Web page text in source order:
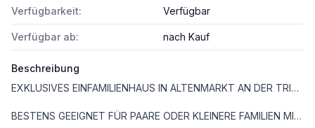
Verfügbarkeit: Verfügbar
Verfügbar ab: nach Kauf
Beschreibung
EXKLUSIVES EINFAMILIENHAUS IN ALTENMARKT AN DER TRIESTING.
BESTENS GEEIGNET FÜR PAARE ODER KLEINERE FAMILIEN MIT GROSSEN ANSPRÜCHEN.